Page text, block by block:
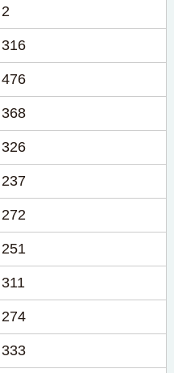
2
316
476
368
326
237
272
251
311
274
333